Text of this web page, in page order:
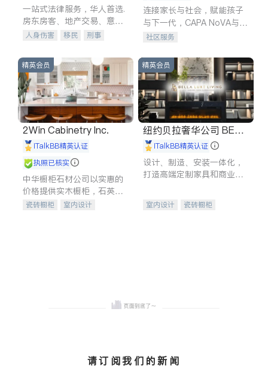
一站式法律服务，华人首选.
房东房客、地产交易、意外
伤害、车祸重伤、商业诉
建筑合同、刑事案件全包办
人身伤害 移民
刑事
信托/遗嘱
商业
商标注册
索赔
律师-其它 保释
连接家长与社会，赋能孩子
与下一代，CAPA NoVA与您
携手建设包容、公平、充满
社区服务
精英会员
2Win Cabinetry Inc.
iTalkBB精英认证
执照已核实
中华橱柜石材公司以实惠的
价格提供实木橱柜，石英石
台面，多种优质不锈钢水
瓷砖橱柜
室内设计
精英会员
纽约贝拉奢华公司 BELL
A LUXE
iTalkBB精英认证
设计、制造、安装一体化，
打造高端定制家具和商业空
室内设计
瓷砖橱柜
请订阅我们的新闻